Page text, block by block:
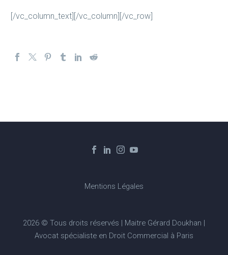
[/vc_column_text][/vc_column][/vc_row]
Mentions Légales
2026 © Tous droits réservés | Maitre Gérard Doukhan |
Avocat spécialiste en Droit Commercial à Paris